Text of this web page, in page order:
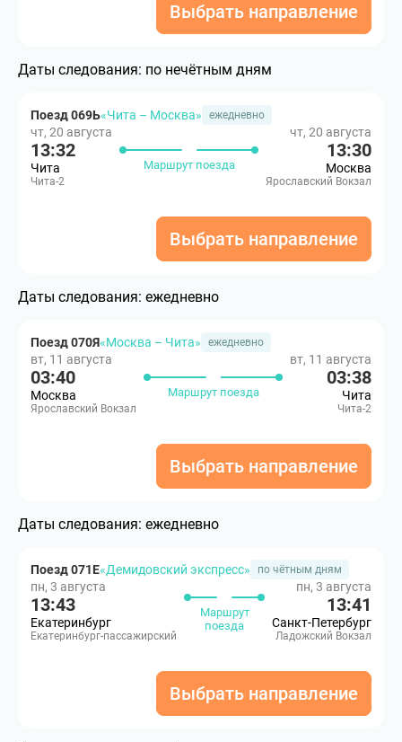
Выбрать направление
Даты следования: по нечётным дням
Поезд 069Ь«Чита – Москва» ежедневно
чт, 20 августа
13:32
Чита
Чита-2
Маршрут поезда
чт, 20 августа
13:30
Москва
Ярославский Вокзал
Выбрать направление
Даты следования: ежедневно
Поезд 070Я«Москва – Чита» ежедневно
вт, 11 августа
03:40
Москва
Ярославский Вокзал
Маршрут поезда
вт, 11 августа
03:38
Чита
Чита-2
Выбрать направление
Даты следования: ежедневно
Поезд 071Е«Демидовский экспресс» по чётным дням
пн, 3 августа
13:43
Екатеринбург
Екатеринбург-пассажирский
Маршрут
поезда
пн, 3 августа
13:41
Санкт-Петербург
Ладожский Вокзал
Выбрать направление